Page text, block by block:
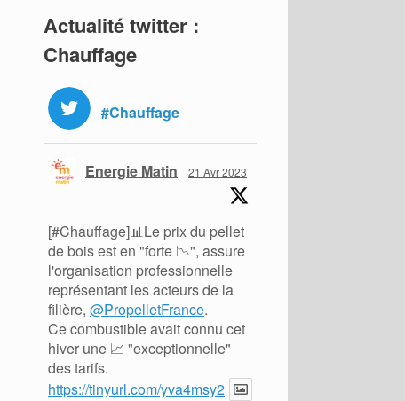
Actualité twitter :
Chauffage
#Chauffage
Energie Matin 21 Avr 2023
[#Chauffage]📊Le prix du pellet
de bois est en "forte 📉", assure
l'organisation professionnelle
représentant les acteurs de la
filière,@PropelletFrance.
Ce combustible avait connu cet
hiver une 📈 "exceptionnelle"
des tarifs.
https://tinyurl.com/yva4msy2